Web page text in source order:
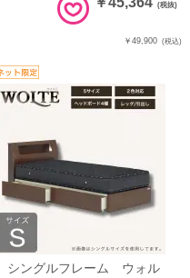
(税抜)
￥49,900 (税込)
シングルフレーム ウォル